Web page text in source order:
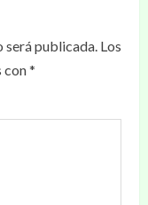
será publicada. Los
con*